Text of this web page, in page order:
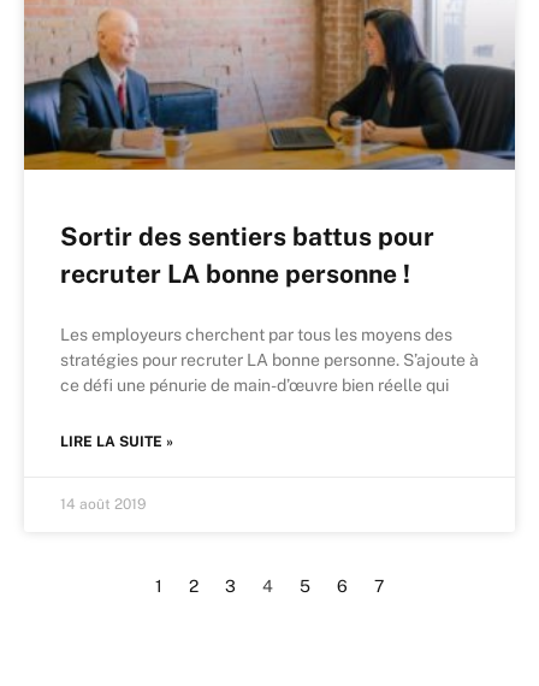
Sortir des sentiers battus pour
recruter LA bonne personne !
Les employeurs cherchent par tous les moyens des
stratégies pour recruter LA bonne personne. S’ajoute à
ce défi une pénurie de main-d’œuvre bien réelle qui
LIRE LA SUITE »
14 août 2019
1 2 3 4 5 6 7